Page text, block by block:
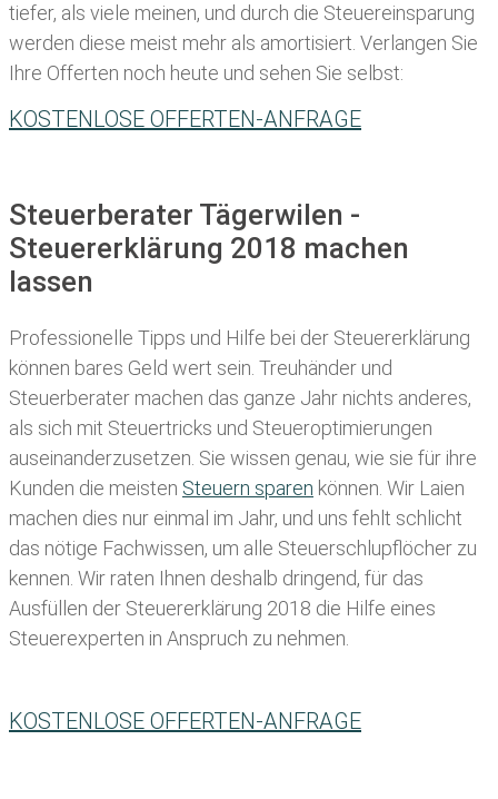
tiefer, als viele meinen, und durch die Steuereinsparung
werden diese meist mehr als amortisiert. Verlangen Sie
Ihre Offerten noch heute und sehen Sie selbst:
KOSTENLOSE OFFERTEN-ANFRAGE
Steuerberater Tägerwilen -
Steuererklärung 2018 machen
lassen
Professionelle Tipps und Hilfe bei der Steuererklärung
können bares Geld wert sein. Treuhänder und
Steuerberater machen das ganze Jahr nichts anderes,
als sich mit Steuertricks und Steueroptimierungen
auseinanderzusetzen. Sie wissen genau, wie sie für ihre
Kunden die meisten Steuern sparen können. Wir Laien
machen dies nur einmal im Jahr, und uns fehlt schlicht
das nötige Fachwissen, um alle Steuerschlupflöcher zu
kennen. Wir raten Ihnen deshalb dringend, für das
Ausfüllen der Steuererklärung 2018 die Hilfe eines
Steuerexperten in Anspruch zu nehmen.
KOSTENLOSE OFFERTEN-ANFRAGE